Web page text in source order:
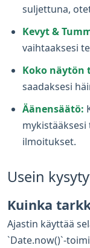
suljettuna,
Kevyt &
vaihtaaksesi
Koko näytön
saadaksesi
Äänensäätö:
ilmoitukset.
Usein
Kuinka
Ajastin käyttää
`Date.now()`-